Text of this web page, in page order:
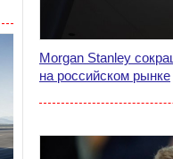
Morgan Stanley
на российском рынке